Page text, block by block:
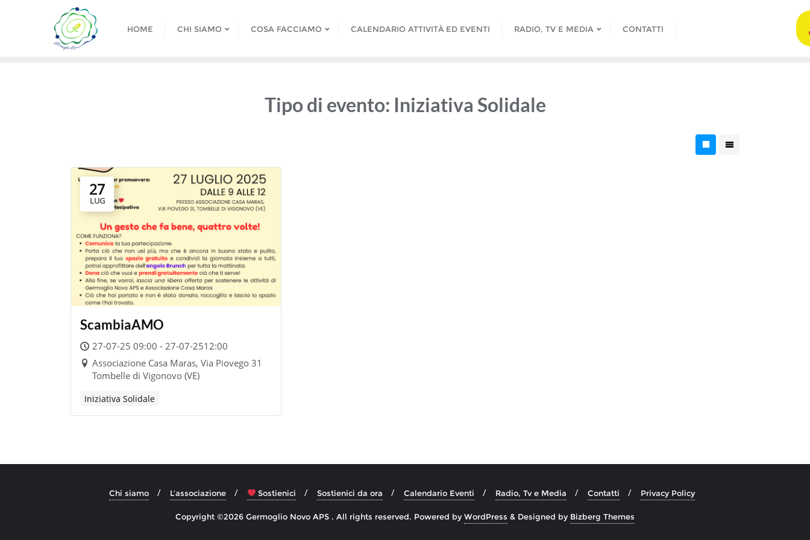
HOME CHI SIAMO COSA FACCIAMO CALENDARIO ATTIVITÀ ED EVENTI RADIO, TV E MEDIA CONTATTI
Tipo di evento: Iniziativa Solidale
27
LUG
ScambiaAMO
27-07-25 09:00 - 27-07-2512:00
Associazione Casa Maras, Via Piovego 31
Tombelle di Vigonovo (VE)
Iniziativa Solidale
Chi siamo L’associazione Sostienici Sostienici da ora Calendario Eventi Radio, Tv e Media Contatti Privacy Policy
Copyright ©2026 Germoglio Novo APS . All rights reserved. Powered byWordPress & Designed by Bizberg Themes